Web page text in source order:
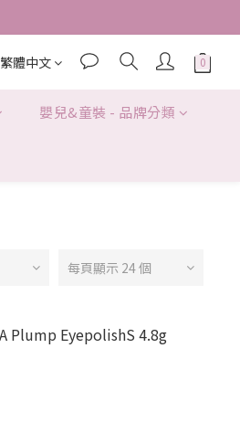
繁體中文
嬰兒&童裝 - 品牌分類
每頁顯示 24 個